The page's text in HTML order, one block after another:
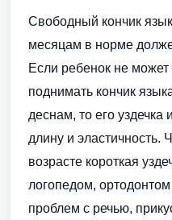
Свободный кончик
месяцам в норме
Если ребенок не
поднимать кончик
деснам, то его уздечка
длину и
возрасте короткая
логопедом,
проблем с речью,